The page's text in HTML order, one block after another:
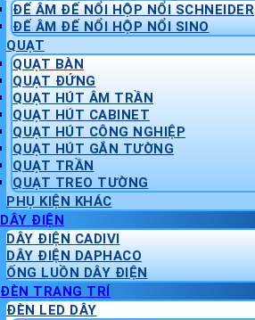
ĐẾ ÂM ĐẾ NỔI HỘP NỔI SCHNEIDER
ĐẾ ÂM ĐẾ NỔI HỘP NỔI SINO
QUẠT
QUẠT BÀN
QUẠT ĐỨNG
QUẠT HÚT ÂM TRẦN
QUẠT HÚT CABINET
QUẠT HÚT CÔNG NGHIỆP
QUẠT HÚT GẮN TƯỜNG
QUẠT TRẦN
QUẠT TREO TƯỜNG
PHỤ KIỆN KHÁC
DÂY ĐIỆN
DÂY ĐIỆN CADIVI
DÂY ĐIỆN DAPHACO
ỐNG LUỒN DÂY ĐIỆN
ĐÈN TRANG TRÍ
ĐÈN LED DÂY